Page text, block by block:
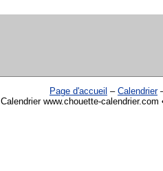
Page d'accueil – Calendrier
Calendrier www.chouette-